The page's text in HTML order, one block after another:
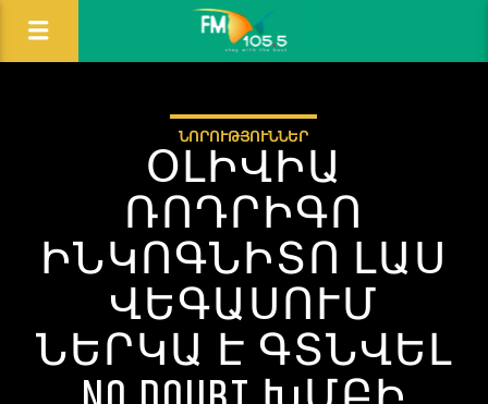
ՆՈՐՈՒԹՅՈՒՆՆԵՐ
ՕԼԻՎԻԱ
ՌՈԴՐԻԳՈ
ԻՆԿՈԳՆԻՏՈ ԼԱՍ
ՎԵԳԱՍՈՒՄ
ՆԵՐԿԱ Է ԳՏՆՎԵԼ